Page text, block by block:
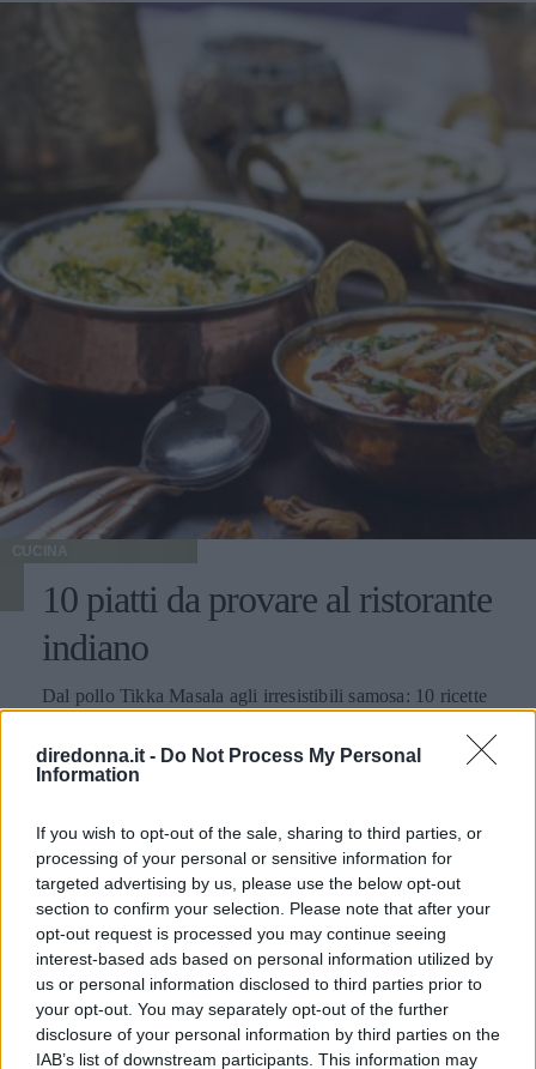
diredonna.it - Do Not Process My Personal
Information
If you wish to opt-out of the sale, sharing to third parties, or
processing of your personal or sensitive information for
targeted advertising by us, please use the below opt-out
section to confirm your selection. Please note that after your
opt-out request is processed you may continue seeing
interest-based ads based on personal information utilized by
us or personal information disclosed to third parties prior to
your opt-out. You may separately opt-out of the further
disclosure of your personal information by third parties on the
IAB’s list of downstream participants. This information may
CUCINA
10 piatti da provare al ristorante
indiano
Dal pollo Tikka Masala agli irresistibili samosa: 10 ricette
IRENE DE ROSSI